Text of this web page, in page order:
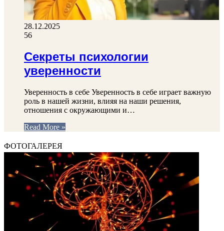
28.12.2025
56
Секреты психологии
уверенности
Уверенность в себе Уверенность в себе играет важную
роль в нашей жизни, влияя на наши решения,
отношения с окружающими и…
Read More »
ФОТОГАЛЕРЕЯ